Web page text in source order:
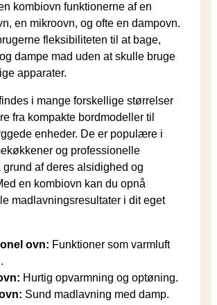
kombiovn funktionerne af en
en mikroovn, og ofte en dampovn.
fleksibiliteten til at bage,
dampe mad uden at skulle bruge
apparater.
i mange forskellige størrelser
fra kompakte bordmodeller til
enheder. De er populære i
og professionelle
grund af deres alsidighed og
en kombiovn kan du opnå
madlavningsresultater i dit eget
ovn: Funktioner som varmluft
Hurtig opvarmning og optøning.
Sund madlavning med damp.